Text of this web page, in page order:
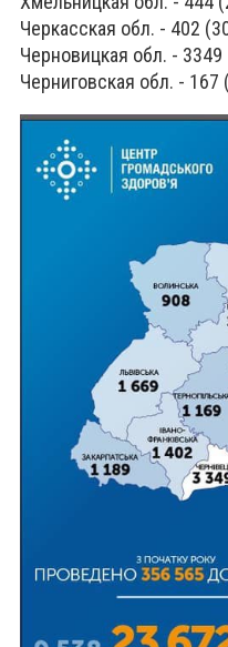
Черкасская обл. - 402
Черновицкая обл. -
Черниговская обл. -